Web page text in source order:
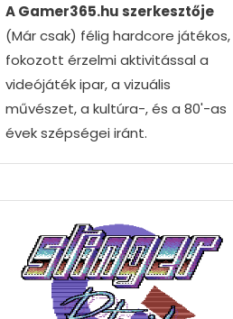
A Gamer365.hu szerkesztője
(Már csak) félig hardcore játékos,
fokozott érzelmi aktivitással a
videójáték ipar, a vizuális
művészet, a kultúra-, és a 80'-as
évek szépségei iránt.